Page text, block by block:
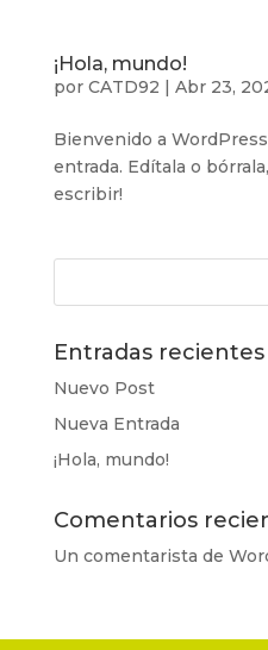
¡Hola, mundo!
por CATD92 | Abr 23,
Bienvenido a
entrada. Edítala o
escribir!
Entradas recientes
Nuevo Post
Nueva Entrada
¡Hola, mundo!
Comentarios
Un comentarista de